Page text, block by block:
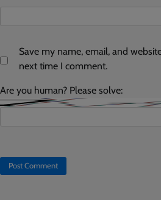
Save my name, email, and
next time I comment.
Are you human? Please solve: